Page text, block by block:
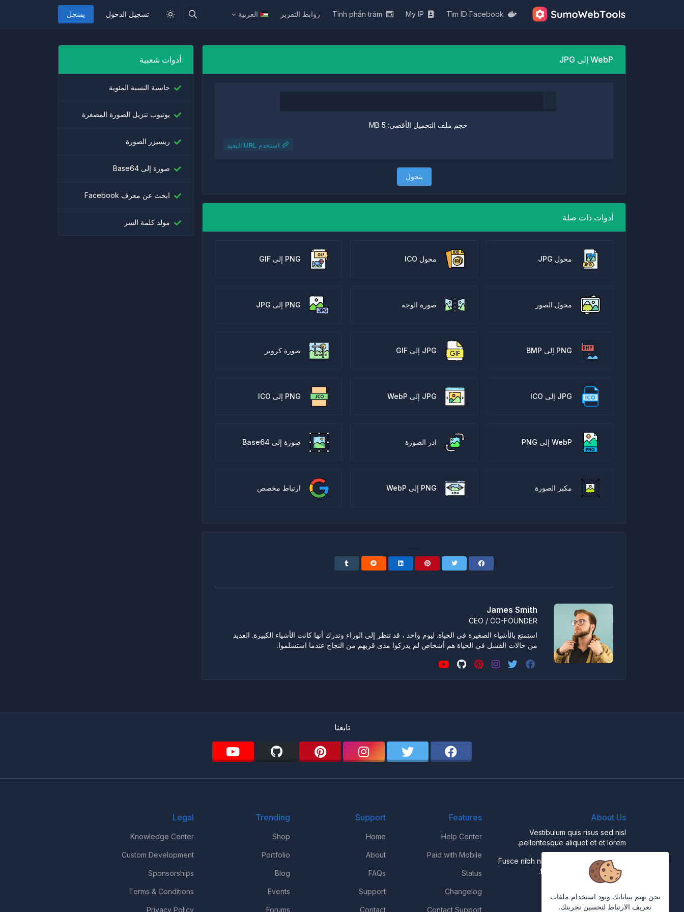
تسجيل الدخول يسجل Tìm ID Facebook
My IP
Tính phần trăm روابط التقرير العربية
WebP إلى JPG
حجم ملف التحميل الأقصى: 5 MB
استخدم URL البعيد
يتحول
أدوات ذات صلة
محول JPG محول ICO PNG إلى GIF
محول الصور صورة الوجه PNG إلى JPG
PNG إلى BMP JPG إلى GIF صورة كروبر
JPG إلى ICO JPG إلى WebP PNG إلى ICO
WebP إلى PNG ادر الصورة صورة إلى Base64
مكبر الصورة PNG إلى WebP ارتباط مخصص
James Smith
CEO / CO-FOUNDER
استمتع بالأشياء الصغيرة في الحياة. ليوم واحد ، قد تنظر إلى الوراء وتدرك أنها كانت الأشياء الكبيرة. العديد
من حالات الفشل في الحياة هم أشخاص لم يدركوا مدى قربهم من النجاح عندما استسلموا.
أدوات شعبية
حاسبة النسبة المئوية
يوتيوب تنزيل الصورة المصغرة
ريسيزر الصورة
صورة إلى Base64
ابحث عن معرف Facebook
مولد كلمة السر
تابعنا
About Us
Vestibulum quis risus sed nisl
pellentesque aliquet et et lorem.
Fusce nibh nisl, gravida nec ipsum eu,
feugiat condimentum velit.
Features
Help Center
Paid with Mobile
Status
Changelog
Contact Support
Support
Home
About
FAQs
Support
Contact
Trending
Shop
Portfolio
Blog
Events
Forums
Legal
Knowledge Center
Custom Development
Sponsorships
Terms & Conditions
Privacy Policy
نحن نهتم ببياناتك ونود استخدام ملفات
تعريف الارتباط لتحسين تجربتك.